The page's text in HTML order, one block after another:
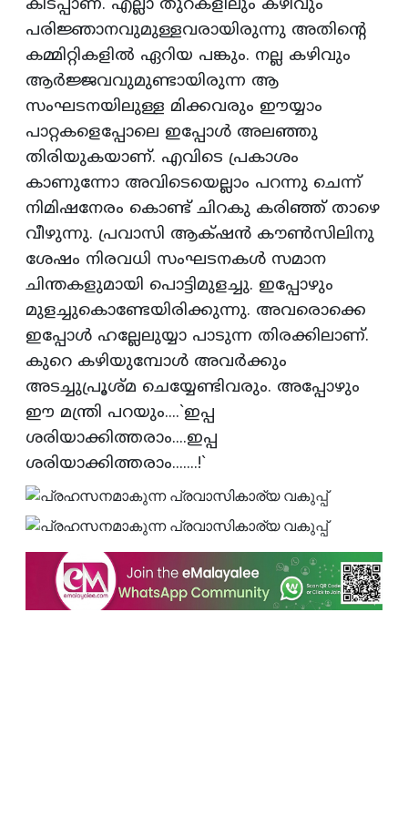
കിടപ്പാണ്‌. എല്ലാ തുറകളിലും കഴിവും
പരിജ്ഞാനവുമുള്ളവരായിരുന്നു അതിന്റെ
കമ്മിറ്റികളില്‍ ഏറിയ പങ്കും. നല്ല കഴിവും
ആര്‍ജ്ജവവുമുണ്ടായിരുന്ന ആ
സംഘടനയിലുള്ള മിക്കവരും ഈയ്യാം
പാറ്റകളെപ്പോലെ ഇപ്പോള്‍ അലഞ്ഞു
തിരിയുകയാണ്‌. എവിടെ പ്രകാശം
കാണുന്നോ അവിടെയെല്ലാം പറന്നു ചെന്ന്‌
നിമിഷനേരം കൊണ്ട്‌ ചിറകു കരിഞ്ഞ്‌ താഴെ
വീഴുന്നു. പ്രവാസി ആക്‌ഷന്‍ കൗണ്‍സിലിനു
ശേഷം നിരവധി സംഘടനകള്‍ സമാന
ചിന്തകളുമായി പൊട്ടിമുളച്ചു. ഇപ്പോഴും
മുളച്ചുകൊണ്ടേയിരിക്കുന്നു. അവരൊക്കെ
ഇപ്പോള്‍ ഹല്ലേലുയ്യാ പാടുന്ന തിരക്കിലാണ്‌.
കുറെ കഴിയുമ്പോള്‍ അവര്‍ക്കും
അടച്ചുപ്രൂശ്‌മ ചെയ്യേണ്ടിവരും. അപ്പോഴും
ഈ മന്ത്രി പറയും....`ഇപ്പ
ശരിയാക്കിത്തരാം....ഇപ്പ
ശരിയാക്കിത്തരാം.......!`